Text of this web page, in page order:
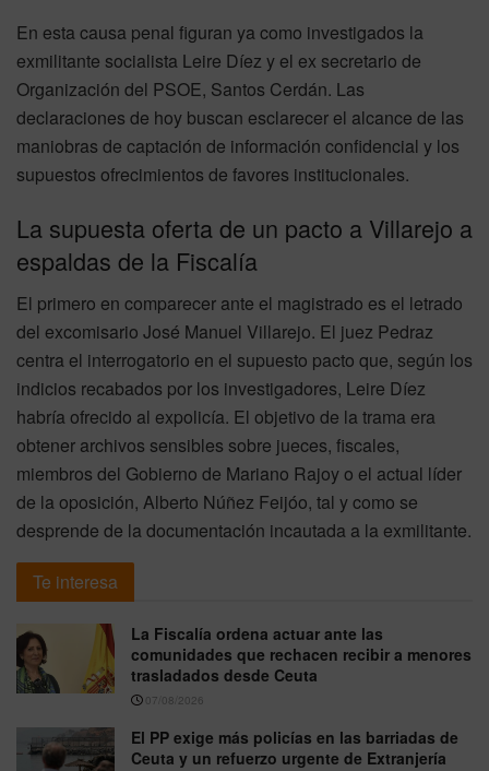
En esta causa penal figuran ya como investigados la
exmilitante socialista Leire Díez y el ex secretario de
Organización del PSOE, Santos Cerdán. Las
declaraciones de hoy buscan esclarecer el alcance de las
maniobras de captación de información confidencial y los
supuestos ofrecimientos de favores institucionales.
La supuesta oferta de un pacto a Villarejo a
espaldas de la Fiscalía
El primero en comparecer ante el magistrado es el letrado
del excomisario José Manuel Villarejo. El juez Pedraz
centra el interrogatorio en el supuesto pacto que, según los
indicios recabados por los investigadores, Leire Díez
habría ofrecido al expolicía. El objetivo de la trama era
obtener archivos sensibles sobre jueces, fiscales,
miembros del Gobierno de Mariano Rajoy o el actual líder
de la oposición, Alberto Núñez Feijóo, tal y como se
desprende de la documentación incautada a la exmilitante.
Te interesa
La Fiscalía ordena actuar ante las
comunidades que rechacen recibir a menores
trasladados desde Ceuta
07/08/2026
El PP exige más policías en las barriadas de
Ceuta y un refuerzo urgente de Extranjería